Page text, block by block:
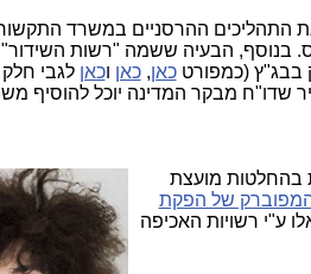
את התהליכים ההרסניים במשרד
בנוסף, הבעיה ששמה "רשות
בבג"ץ (כמפורטכאן,כאן וכאן לגבי
שדו"ח מבקר המדינה יוכל להוסיף
בהחלטות מועצת
של הפקת
ע"י רשויות האכיפה